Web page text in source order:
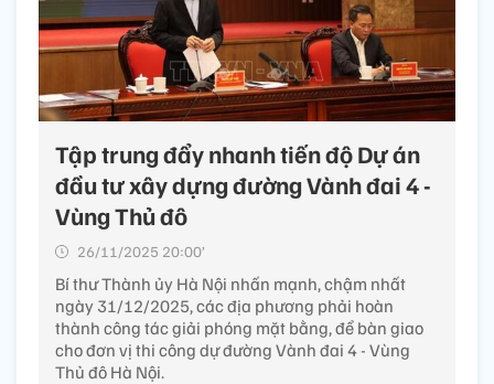
Tập trung đẩy nhanh tiến độ Dự án
đầu tư xây dựng đường Vành đai 4 -
Vùng Thủ đô
26/11/2025 20:00’
Bí thư Thành ủy Hà Nội nhấn mạnh, chậm nhất
ngày 31/12/2025, các địa phương phải hoàn
thành công tác giải phóng mặt bằng, để bàn giao
cho đơn vị thi công dự đường Vành đai 4 - Vùng
Thủ đô Hà Nội.